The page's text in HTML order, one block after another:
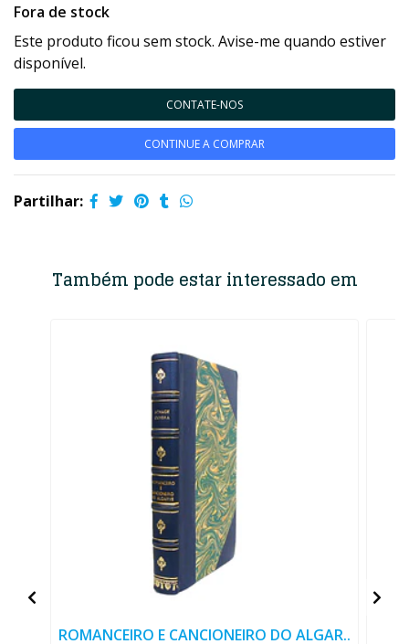
Fora de stock
Este produto ficou sem stock. Avise-me quando estiver
disponível.
CONTATE-NOS
CONTINUE A COMPRAR
Partilhar:
Também pode estar interessado em
ROMANCEIRO E CANCIONEIRO DO ALGAR..